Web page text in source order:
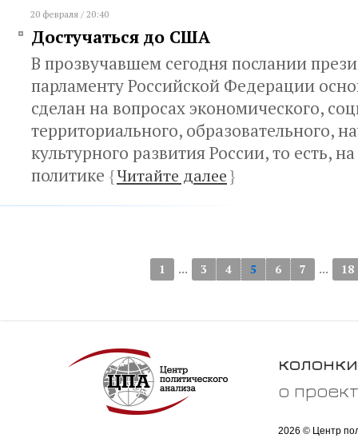
20 февраля / 20:40
Достучаться до США
В прозвучавшем сегодня послании
парламенту Российской Федерации
сделан на вопросах экономического,
территориального, образовательного,
культурного развития России, то есть,
политике {Читайте далее}
1 ... 3 4 5 6 7 ... 18
колонки
о
2026 © Центр